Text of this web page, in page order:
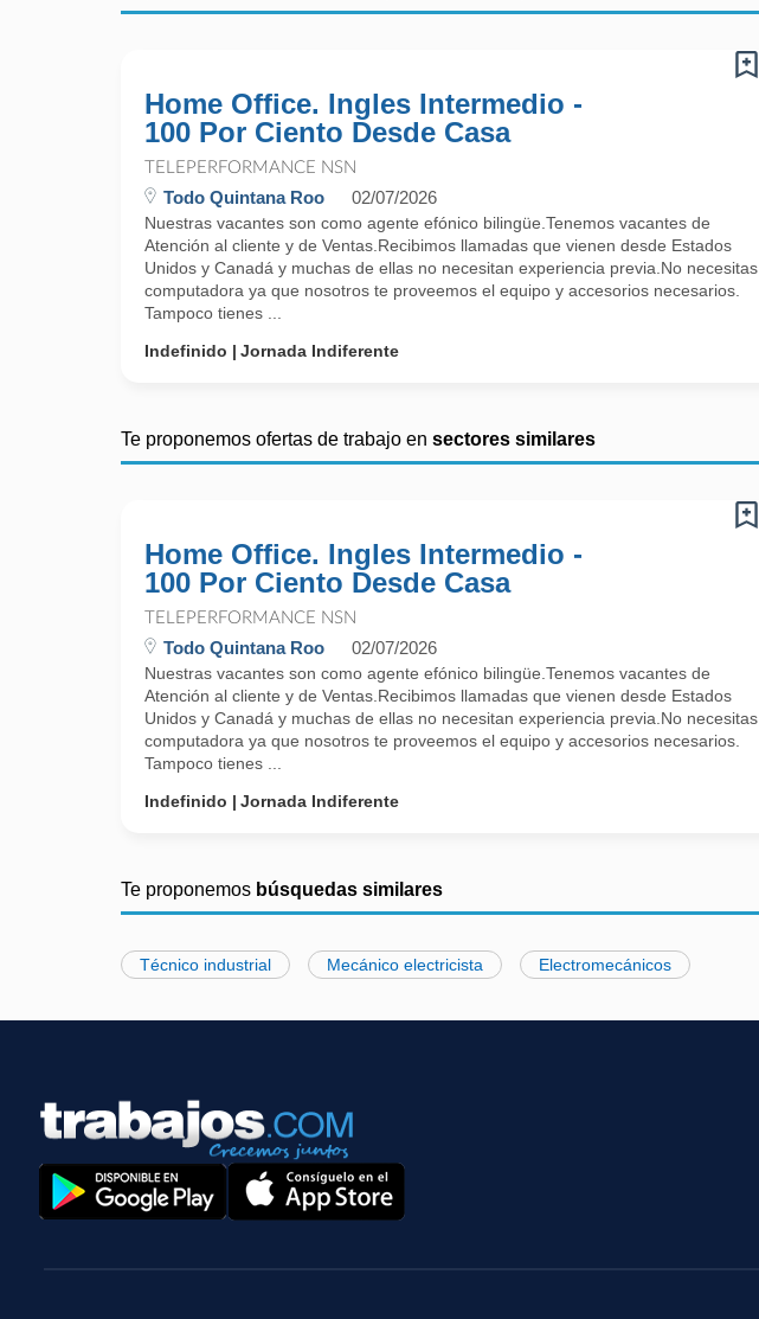
Home Office. Ingles Intermedio -
100 Por Ciento Desde Casa
TELEPERFORMANCE NSN
Todo Quintana Roo 02/07/2026
Nuestras vacantes son como agente efónico bilingüe.Tenemos vacantes de
Atención al cliente y de Ventas.Recibimos llamadas que vienen desde Estados
Unidos y Canadá y muchas de ellas no necesitan experiencia previa.No necesitas
computadora ya que nosotros te proveemos el equipo y accesorios necesarios.
Tampoco tienes ...
Indefinido
Jornada Indiferente
Te proponemos ofertas de trabajo en sectores similares
Home Office. Ingles Intermedio -
100 Por Ciento Desde Casa
TELEPERFORMANCE NSN
Todo Quintana Roo 02/07/2026
Nuestras vacantes son como agente efónico bilingüe.Tenemos vacantes de
Atención al cliente y de Ventas.Recibimos llamadas que vienen desde Estados
Unidos y Canadá y muchas de ellas no necesitan experiencia previa.No necesitas
computadora ya que nosotros te proveemos el equipo y accesorios necesarios.
Tampoco tienes ...
Indefinido
Jornada Indiferente
Te proponemos búsquedas similares
Técnico industrial Mecánico electricista Electromecánicos